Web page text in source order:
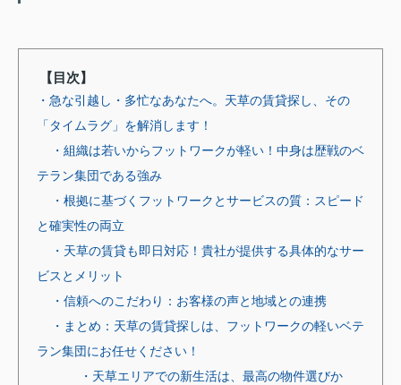
【目次】
・急な引越し・多忙なあなたへ。天草の賃貸探し、その
「タイムラグ」を解消します！
・組織は若いからフットワークが軽い！中身は歴戦のベ
テラン集団である強み
・根拠に基づくフットワークとサービスの質：スピード
と確実性の両立
・天草の賃貸も即日対応！貴社が提供する具体的なサー
ビスとメリット
・信頼へのこだわり：お客様の声と地域との連携
・まとめ：天草の賃貸探しは、フットワークの軽いベテ
ラン集団にお任せください！
・天草エリアでの新生活は、最高の物件選びか